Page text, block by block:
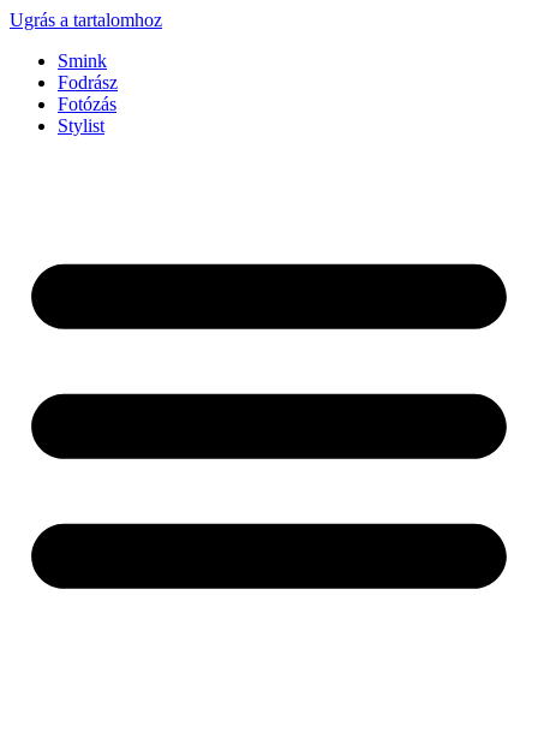
Ugrás a tartalomhoz
Smink
Fodrász
Fotózás
Stylist